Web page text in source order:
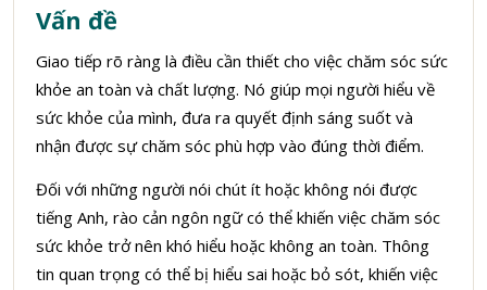
Vấn đề
Giao tiếp rõ ràng là điều cần thiết cho việc chăm sóc sức
khỏe an toàn và chất lượng. Nó giúp mọi người hiểu về
sức khỏe của mình, đưa ra quyết định sáng suốt và
nhận được sự chăm sóc phù hợp vào đúng thời điểm.
Đối với những người nói chút ít hoặc không nói được
tiếng Anh, rào cản ngôn ngữ có thể khiến việc chăm sóc
sức khỏe trở nên khó hiểu hoặc không an toàn. Thông
tin quan trọng có thể bị hiểu sai hoặc bỏ sót, khiến việc